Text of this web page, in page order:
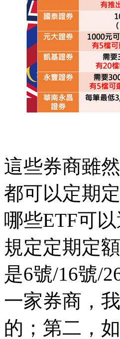
這些券商雖
都可以定期
哪些ETF可
規定定期定
是6號/16號/
一家券商，
的；第二，